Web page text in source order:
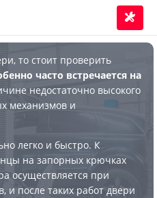
то стоит проверить
часто встречается на
недостаточно высокого
механизмов и
легко и быстро. К
на запорных крючках
осуществляется при
и после таких работ двери